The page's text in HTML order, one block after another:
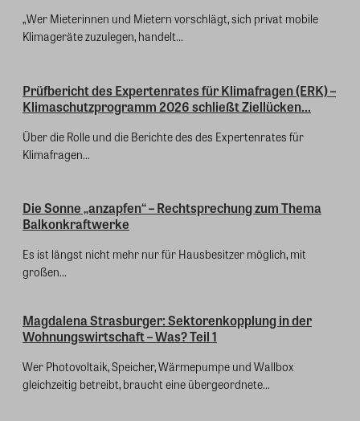
„Wer Mieterinnen und Mietern vorschlägt, sich privat mobile
Klimageräte zuzulegen, handelt...
Prüfbericht des Expertenrates für Klimafragen (ERK) –
Klimaschutzprogramm 2026 schließt Ziellücken...
Über die Rolle und die Berichte des des Expertenrates für
Klimafragen...
Die Sonne „anzapfen“ – Rechtsprechung zum Thema
Balkonkraftwerke
Es ist längst nicht mehr nur für Hausbesitzer möglich, mit
großen...
Magdalena Strasburger: Sektorenkopplung in der
Wohnungswirtschaft – Was? Teil 1
Wer Photovoltaik, Speicher, Wärmepumpe und Wallbox
gleichzeitig betreibt, braucht eine übergeordnete...